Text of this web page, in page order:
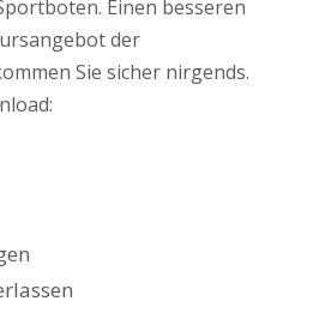
Einen besseren
der
Sie sicher nirgends.